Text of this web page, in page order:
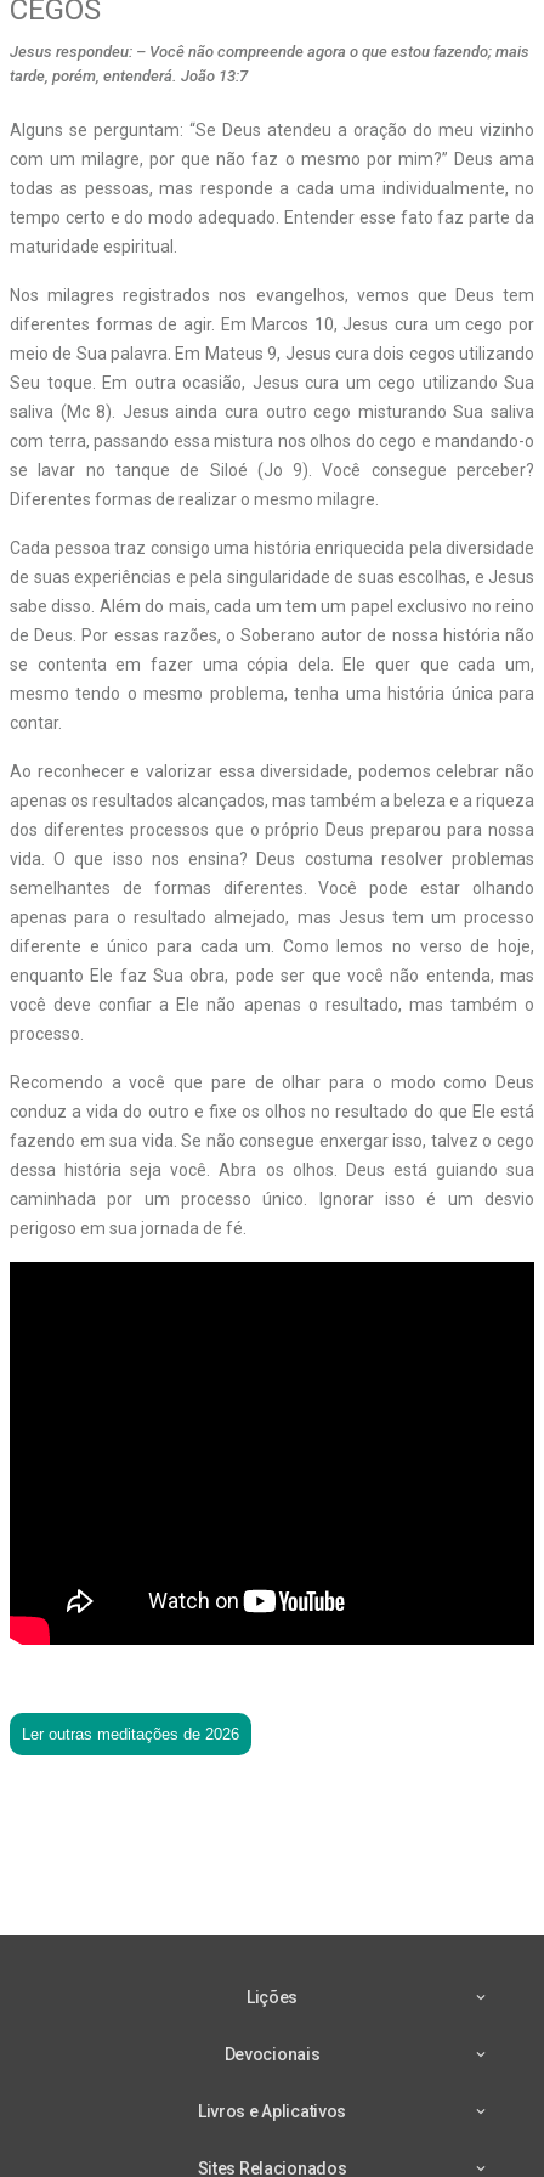
CEGOS
Jesus respondeu: – Você não compreende agora o que estou fazendo; mais
tarde, porém, entenderá. João 13:7
Alguns se perguntam: “Se Deus atendeu a oração do meu vizinho
com um milagre, por que não faz o mesmo por mim?” Deus ama
todas as pessoas, mas responde a cada uma individualmente, no
tempo certo e do modo adequado. Entender esse fato faz parte da
maturidade espiritual.
Nos milagres registrados nos evangelhos, vemos que Deus tem
diferentes formas de agir. Em Marcos 10, Jesus cura um cego por
meio de Sua palavra. Em Mateus 9, Jesus cura dois cegos utilizando
Seu toque. Em outra ocasião, Jesus cura um cego utilizando Sua
saliva (Mc 8). Jesus ainda cura outro cego misturando Sua saliva
com terra, passando essa mistura nos olhos do cego e mandando-o
se lavar no tanque de Siloé (Jo 9). Você consegue perceber?
Diferentes formas de realizar o mesmo milagre.
Cada pessoa traz consigo uma história enriquecida pela diversidade
de suas experiências e pela singularidade de suas escolhas, e Jesus
sabe disso. Além do mais, cada um tem um papel exclusivo no reino
de Deus. Por essas razões, o Soberano autor de nossa história não
se contenta em fazer uma cópia dela. Ele quer que cada um,
mesmo tendo o mesmo problema, tenha uma história única para
contar.
Ao reconhecer e valorizar essa diversidade, podemos celebrar não
apenas os resultados alcançados, mas também a beleza e a riqueza
dos diferentes processos que o próprio Deus preparou para nossa
vida. O que isso nos ensina? Deus costuma resolver problemas
semelhantes de formas diferentes. Você pode estar olhando
apenas para o resultado almejado, mas Jesus tem um processo
diferente e único para cada um. Como lemos no verso de hoje,
enquanto Ele faz Sua obra, pode ser que você não entenda, mas
você deve confiar a Ele não apenas o resultado, mas também o
processo.
Recomendo a você que pare de olhar para o modo como Deus
conduz a vida do outro e fixe os olhos no resultado do que Ele está
fazendo em sua vida. Se não consegue enxergar isso, talvez o cego
dessa história seja você. Abra os olhos. Deus está guiando sua
caminhada por um processo único. Ignorar isso é um desvio
perigoso em sua jornada de fé.
Ler outras meditações de 2026
Lições
Devocionais
Livros e Aplicativos
Sites Relacionados